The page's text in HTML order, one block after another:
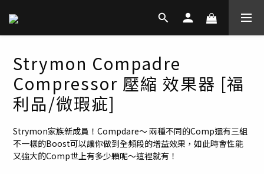
Strymon Compadre
Compressor 壓縮 效果器 [福
利品/微瑕疵]
Strymon家族新成員！Compdare～ 兩種不同的Comp還有三組
不一樣的Boost可以讓你做到全頻段的增益效果，如此時會性能
又強大的Comp世上有多少顆呢～這裡就有！